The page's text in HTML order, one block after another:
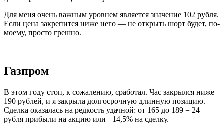
Для меня очень важным уровнем является значение 102 рубля.
Если цена закрепится ниже него — не открыть шорт будет, по-
моему, просто грешно.
Газпром
В этом году стоп, к сожалению, сработал. Час закрылся ниже
190 рублей, и я закрыла долгосрочную длинную позицию.
Сделка оказалась на редкость удачной: от 165 до 189 = 24
рубля прибыли на акцию или +14,5% на сделку.